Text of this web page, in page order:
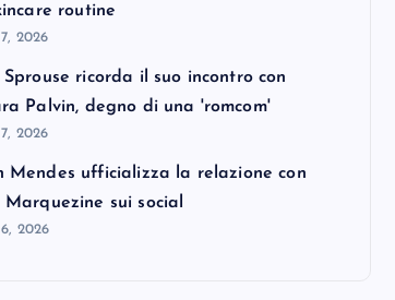
routine
2026
Sprouse ricorda il suo incontro con
Palvin, degno di una 'romcom'
2026
Mendes ufficializza la relazione con
Marquezine sui social
2026